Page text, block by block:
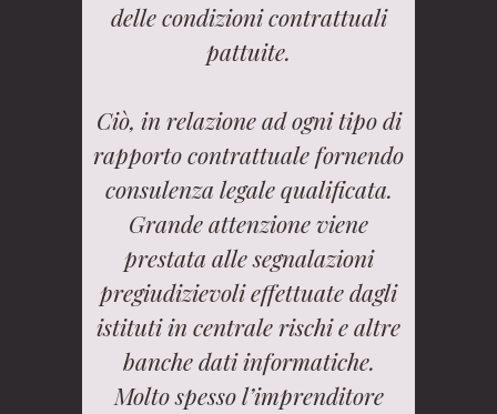
delle condizioni contrattuali
pattuite.
Ciò, in relazione ad ogni tipo di
rapporto contrattuale fornendo
consulenza legale qualificata.
Grande attenzione viene
prestata alle segnalazioni
pregiudizievoli effettuate dagli
istituti in centrale rischi e altre
banche dati informatiche.
Molto spesso l’imprenditore